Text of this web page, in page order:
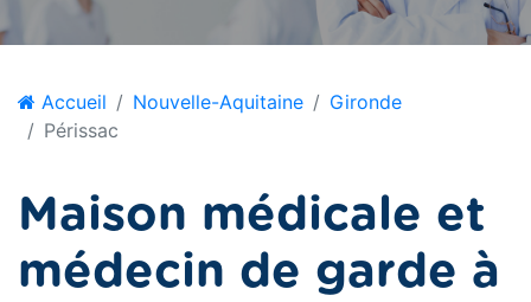
Accueil Nouvelle-Aquitaine
Gironde
Périssac
Maison médicale et
médecin de garde à